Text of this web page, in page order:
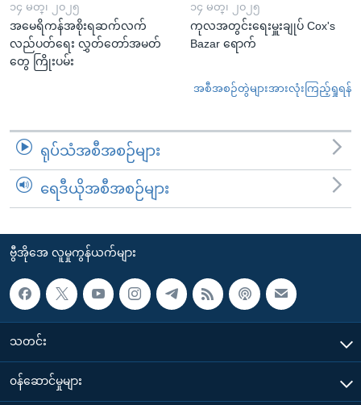
၁၄ မတ္၊ ၂၀၂၅
အမေရိကန်အစိုးရဆက်လက်
လည်ပတ်ရေး လွှတ်တော်အမတ်
တွေ ကြိုးပမ်း
၁၄ မတ္၊ ၂၀၂၅
ကုလအတွင်းရေးမှူးချုပ် Cox's
Bazar ရောက်
အစီအစဉ်တွဲများအားလုံးကြည့်ရှုရန်
ရုပ်သံအစီအစဉ်များ
ရေဒီယိုအစီအစဉ်များ
ဗွီအိုအေ လူမှုကွန်ယက်များ
သတင်း
၀န်ဆောင်မှုများ